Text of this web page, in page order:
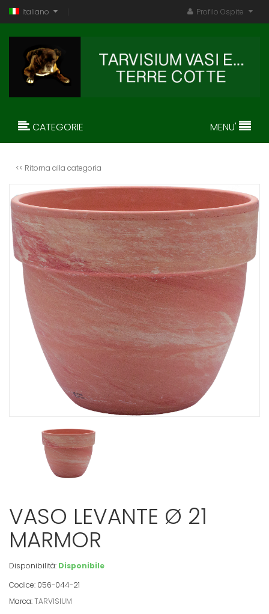
Italiano Profilo Ospite
CATEGORIE MENU'
<< Ritorna alla categoria
VASO LEVANTE Ø 21
MARMOR
Disponibilità: Disponibile
Codice: 056-044-21
Marca:TARVISIUM